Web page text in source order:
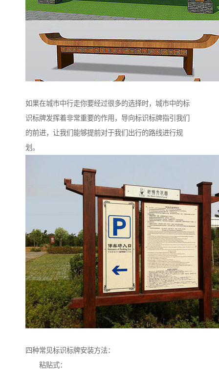
如果在城市中行走你要经过很多的选择时，城市中的标
识标牌发挥着非常重要的作用，导向标识标牌指引我们
的前进，让我们能够提前对于我们出行的路线进行规
划。
四种常见标识标牌安装方法：
粘贴式：